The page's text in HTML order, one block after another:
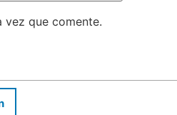
vez que comente.